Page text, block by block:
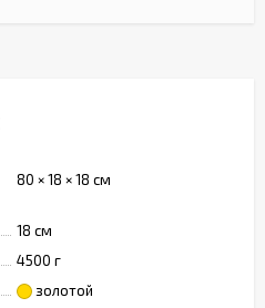
80 × 18 × 18 см
18 см
4500 г
золотой